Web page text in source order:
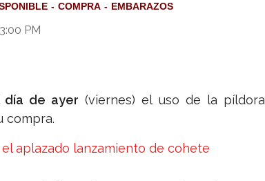
COMPRA EMBARAZOS
PM
día de ayer (viernes) el uso de la píldora
compra.
aplazado lanzamiento de cohete